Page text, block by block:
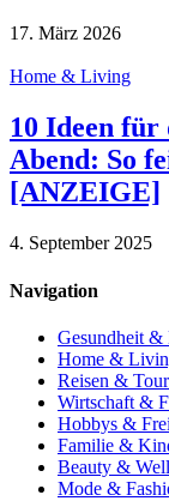
17. März 2026
Home & Living
10 Ideen
Abend: So
[ANZEIGE]
4. September 2025
Navigation
Gesundheit &
Home &
Reisen &
Wirtschaft &
Hobbys &
Familie &
Beauty &
Mode &